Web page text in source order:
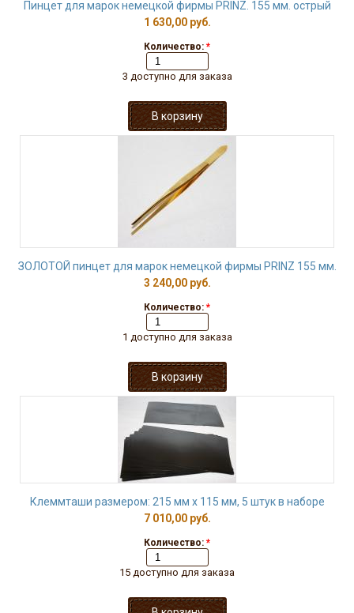
Пинцет для марок немецкой фирмы PRINZ. 155 мм. острый
1 630,00 руб.
Количество: *
3 доступно для заказа
ЗОЛОТОЙ пинцет для марок немецкой фирмы PRINZ 155 мм.
3 240,00 руб.
Количество: *
1 доступно для заказа
Клеммташи размером: 215 мм х 115 мм, 5 штук в наборе
7 010,00 руб.
Количество: *
15 доступно для заказа